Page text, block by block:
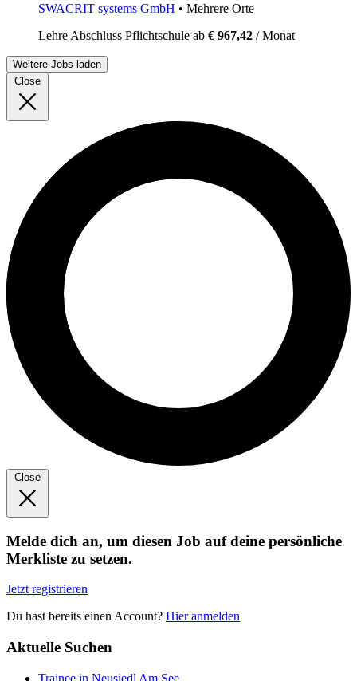
SWACRIT systems GmbH • Mehrere Orte
Lehre Abschluss Pflichtschule ab € 967,42 / Monat
Weitere Jobs laden
Close
Close
Melde dich an, um diesen Job auf deine persönliche
Merkliste zu setzen.
Jetzt registrieren
Du hast bereits einen Account? Hier anmelden
Aktuelle Suchen
Trainee in Neusiedl Am See